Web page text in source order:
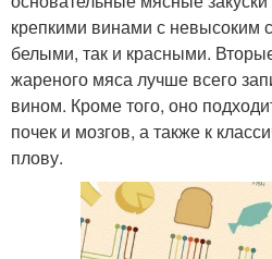
крепкими винами с невысоким
белыми, так и красными.
жареного мяса лучше всего
вином. Кроме того, оно
почек и мозгов, а также к
плову.